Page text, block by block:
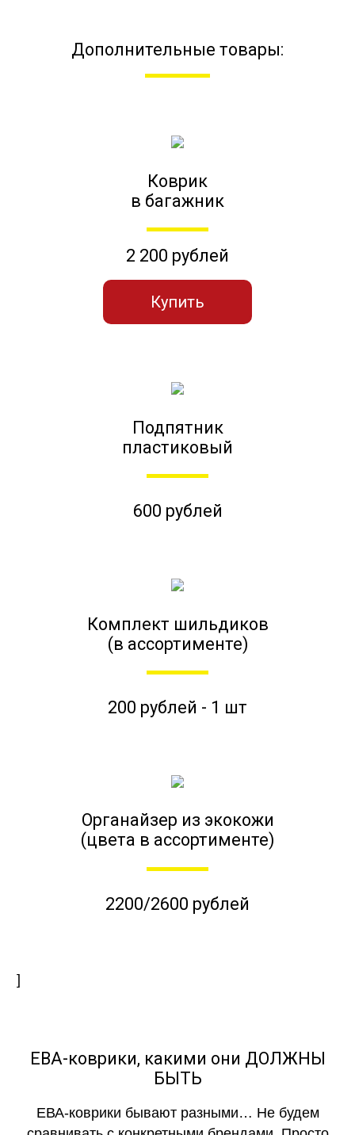
Дополнительные товары:
Коврик
в багажник
2 200 рублей
Купить
Подпятник
пластиковый
600 рублей
Комплект шильдиков
(в ассортименте)
200 рублей - 1 шт
Органайзер из экокожи
(цвета в ассортименте)
2200/2600 рублей
]
ЕВА-коврики, какими они ДОЛЖНЫ
БЫТЬ
ЕВА-коврики бывают разными… Не будем